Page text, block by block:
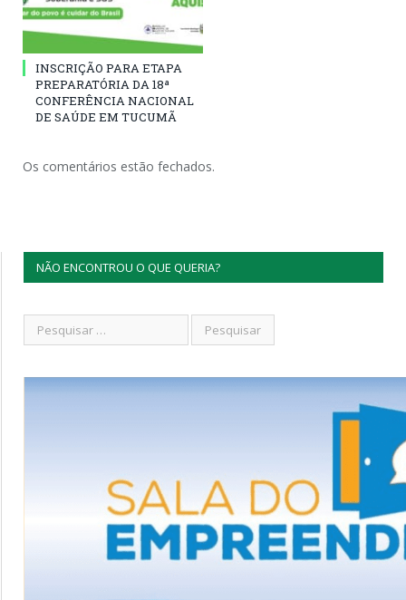
INSCRIÇÃO PARA ETAPA
PREPARATÓRIA DA 18ª
CONFERÊNCIA NACIONAL
DE SAÚDE EM TUCUMÃ
Os comentários estão fechados.
NÃO ENCONTROU O QUE QUERIA?